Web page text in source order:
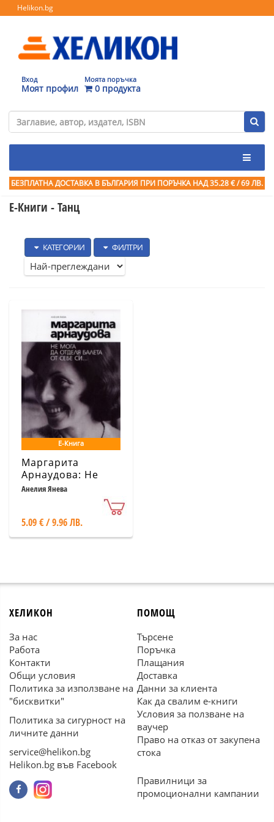
Helikon.bg
Вход
Моят профил
Моята поръчка
0 продукта
БЕЗПЛАТНА ДОСТАВКА В БЪЛГАРИЯ ПРИ ПОРЪЧКА НАД 35.28 € / 69 ЛВ.
Е-Книги - Танц
КАТЕГОРИИ ФИЛТРИ
Е-Книга
Маргарита
Арнаудова: Не
мога да отделя
Анелия Янева
5.09 € / 9.96 ЛВ.
ХЕЛИКОН
За нас
Работа
Контакти
Общи условия
Политика за използване на
"бисквитки"
Политика за сигурност на
личните данни
service@helikon.bg
Helikon.bg във Facebook
ПОМОЩ
Търсене
Поръчка
Плащания
Доставка
Данни за клиента
Как да свалим е-книги
Условия за ползване на
ваучер
Право на отказ от закупена
стока
Правилници за
промоционални кампании